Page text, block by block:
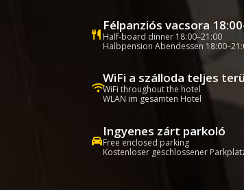
Félpanziós vacsora
Half-board dinner 18:00–21:00
Halbpension Abendessen
WiFi a szálloda teljes
WiFi throughout the hotel
WLAN im gesamten Hotel
Ingyenes zárt parkoló
Free enclosed parking
Kostenloser geschlossener